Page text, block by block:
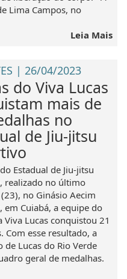
Lima Campos, no
Leia Mais
| 26/04/2023
do Viva Lucas
mais de
no
de Jiu-jitsu
Estadual de Jiu-jitsu
realizado no último
no Ginásio Aecim
em Cuiabá, a equipe do
Viva Lucas conquistou 21
Com esse resultado, a
de Lucas do Rio Verde
geral de medalhas.